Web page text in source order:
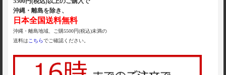
沖縄・離島を除き、
日本全国送料無料
沖縄・離島地域、ご購5500円(税込)未満の
送料は こちらでご確認ください。